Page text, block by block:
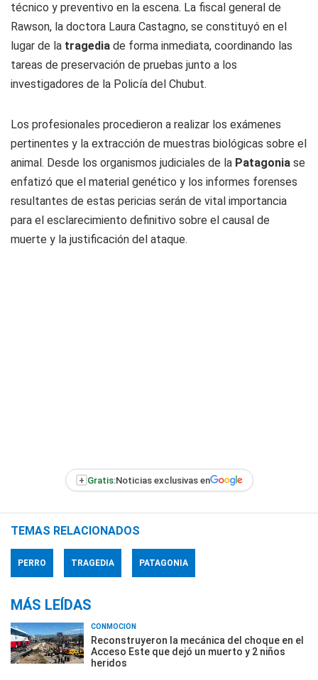
técnico y preventivo en la escena. La fiscal general de
Rawson, la doctora Laura Castagno, se constituyó en el
lugar de la tragedia de forma inmediata, coordinando las
tareas de preservación de pruebas junto a los
investigadores de la Policía del Chubut.
Los profesionales procedieron a realizar los exámenes
pertinentes y la extracción de muestras biológicas sobre el
animal. Desde los organismos judiciales de la Patagonia se
enfatizó que el material genético y los informes forenses
resultantes de estas pericias serán de vital importancia
para el esclarecimiento definitivo sobre el causal de
muerte y la justificación del ataque.
+ Gratis:Noticias exclusivas en
TEMAS RELACIONADOS
PERRO TRAGEDIA PATAGONIA
MÁS LEÍDAS
CONMOCIÓN
Reconstruyeron la mecánica del choque en el
Acceso Este que dejó un muerto y 2 niños
heridos